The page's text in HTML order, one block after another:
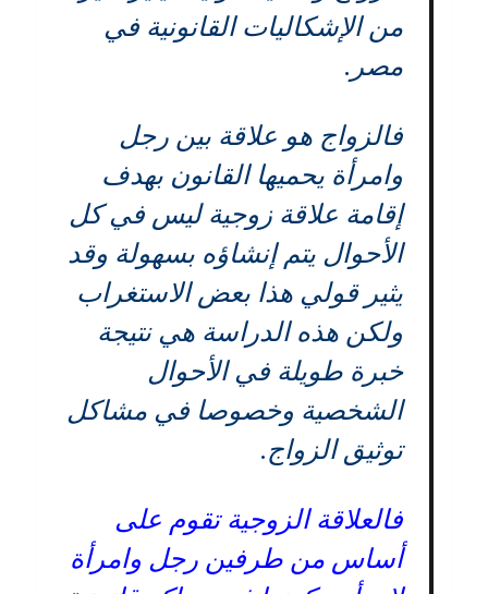
من الإشكاليات القانونية في
مصر.
فالزواج هو علاقة بين رجل
وامرأة يحميها القانون بهدف
إقامة علاقة زوجية ليس في كل
الأحوال يتم إنشاؤه بسهولة وقد
يثير قولي هذا بعض الاستغراب
ولكن هذه الدراسة هي نتيجة
خبرة طويلة في الأحوال
الشخصية وخصوصا في مشاكل
توثيق الزواج.
فالعلاقة الزوجية تقوم على
أساس من طرفين رجل وامرأة